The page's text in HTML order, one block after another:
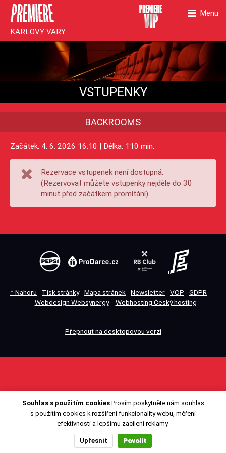
Menu
KARLOVY VARY
VSTUPENKY
BACKROOMS
Začátek: 4. 6. 2026 16:10 | Délka: 110 min.
Rezervace vstupenek není dostupná.
(Rezervovat můžete vstupenky nejdéle do 30
minut před začátkem promítání)
↑ Nahoru Tisk stránky Mapa stránek Newsletter VOP
GDPR
Webdesign Websynergy
Webhosting Český hosting
Přepnout na desktopovou verzi
Souhlas s použitím cookiesProsím poskytněte nám souhlas
s použitím cookies k rozšíření funkcionality webu, měření
efektivnosti a lepšímu zacílení reklamy.
Upřesnit Povolit